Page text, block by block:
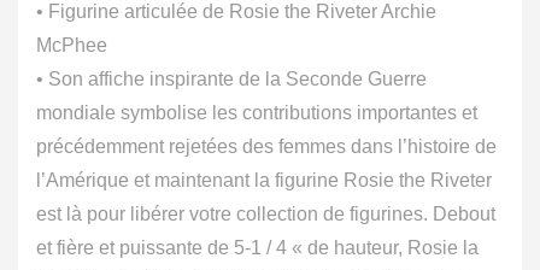
• Figurine articulée de Rosie the Riveter Archie
McPhee
• Son affiche inspirante de la Seconde Guerre
mondiale symbolise les contributions importantes et
précédemment rejetées des femmes dans l’histoire de
l’Amérique et maintenant la figurine Rosie the Riveter
est là pour libérer votre collection de figurines. Debout
et fière et puissante de 5-1 / 4 « de hauteur, Rosie la